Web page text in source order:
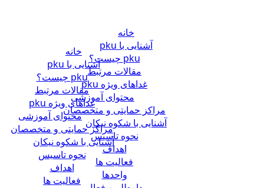
خانه
آشنایی با pku
pku چیست؟
مقالات مرتبط
غداهای ویژه pku
محتوای آموزشی
مراکز حمایتی و متخصصان
آشنایی با شکوه نیکان
نحوه تاسیس
اهداف
فعالیت ها
واحدها
خانه
آشنایی با pku
pku چیست؟
مقالات مرتبط
غداهای ویژه pku
محتوای آموزشی
مراکز حمایتی و متخصصان
آشنایی با شکوه نیکان
نحوه تاسیس
اهداف
فعالیت ها